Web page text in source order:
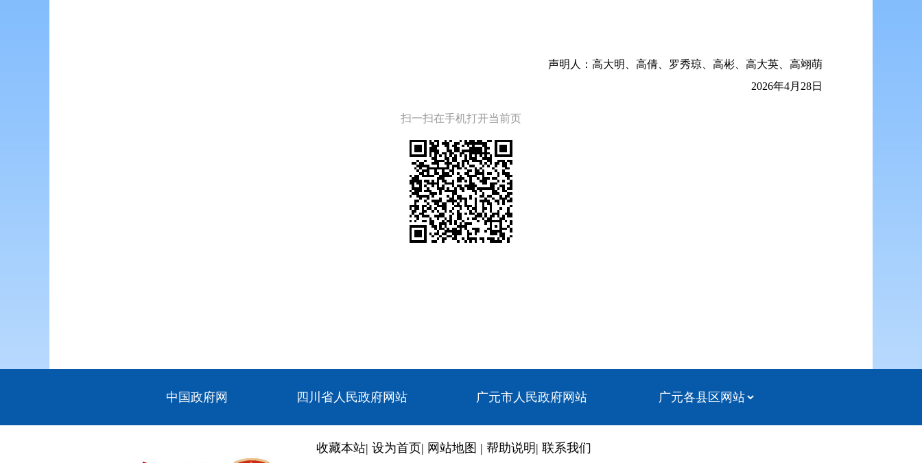
声明人：高大明、高倩、罗秀琼、高彬、高大英、高翊萌
2026年4月28日
扫一扫在手机打开当前页
中国政府网 四川省人民政府网站 广元市人民政府网站
收藏本站| 设为首页| 网站地图 | 帮助说明 | 联系我们